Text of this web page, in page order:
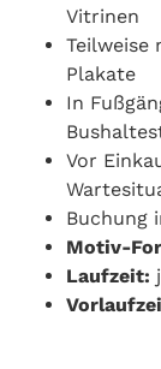
Vitrinen
Plakate
In
Vor
Buchung
Motiv-
Laufzeit: